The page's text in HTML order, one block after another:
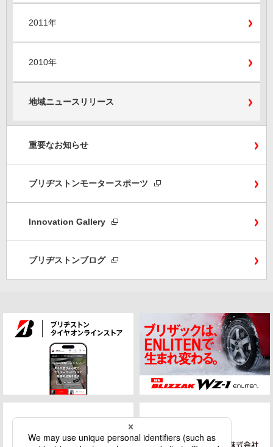
2011年
2010年
地域ニュースリリース
重要なお知らせ
ブリヂストンモータースポーツ
Innovation Gallery
ブリヂストンブログ